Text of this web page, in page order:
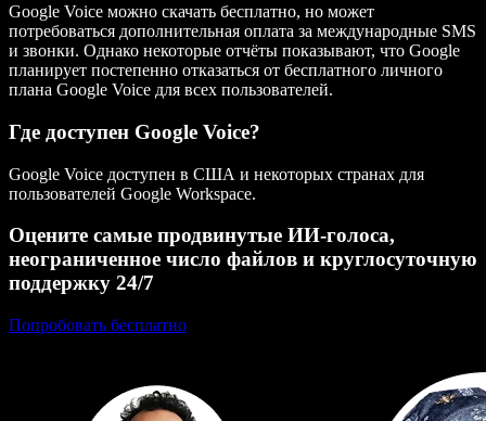
Google Voice можно скачать бесплатно, но может
потребоваться дополнительная оплата за международные SMS
и звонки. Однако некоторые отчёты показывают, что Google
планирует постепенно отказаться от бесплатного личного
плана Google Voice для всех пользователей.
Где доступен Google Voice?
Google Voice доступен в США и некоторых странах для
пользователей Google Workspace.
Оцените самые продвинутые ИИ‑голоса,
неограниченное число файлов и круглосуточную
поддержку 24/7
Попробовать бесплатно